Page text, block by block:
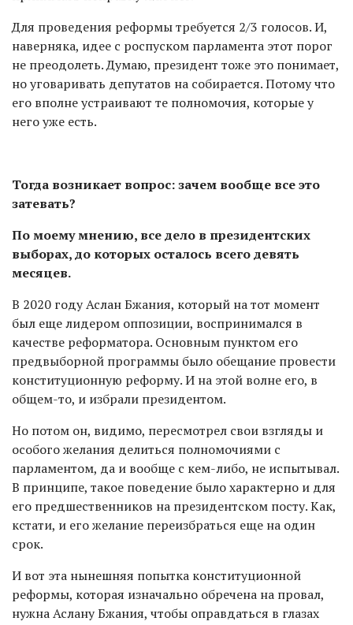
Для проведения реформы требуется 2/3 голосов. И,
наверняка, идее с роспуском парламента этот порог
не преодолеть. Думаю, президент тоже это понимает,
но уговаривать депутатов на собирается. Потому что
его вполне устраивают те полномочия, которые у
него уже есть.
Тогда возникает вопрос: зачем вообще все это
затевать?
По моему мнению, все дело в президентских
выборах, до которых осталось всего девять
месяцев.
В 2020 году Аслан Бжания, который на тот момент
был еще лидером оппозиции, воспринимался в
качестве реформатора. Основным пунктом его
предвыборной программы было обещание провести
конституционную реформу. И на этой волне его, в
общем-то, и избрали президентом.
Но потом он, видимо, пересмотрел свои взгляды и
особого желания делиться полномочиями с
парламентом, да и вообще с кем-либо, не испытывал.
В принципе, такое поведение было характерно и для
его предшественников на президентском посту. Как,
кстати, и его желание переизбраться еще на один
срок.
И вот эта нынешняя попытка конституционной
реформы, которая изначально обречена на провал,
нужна Аслану Бжания, чтобы оправдаться в глазах